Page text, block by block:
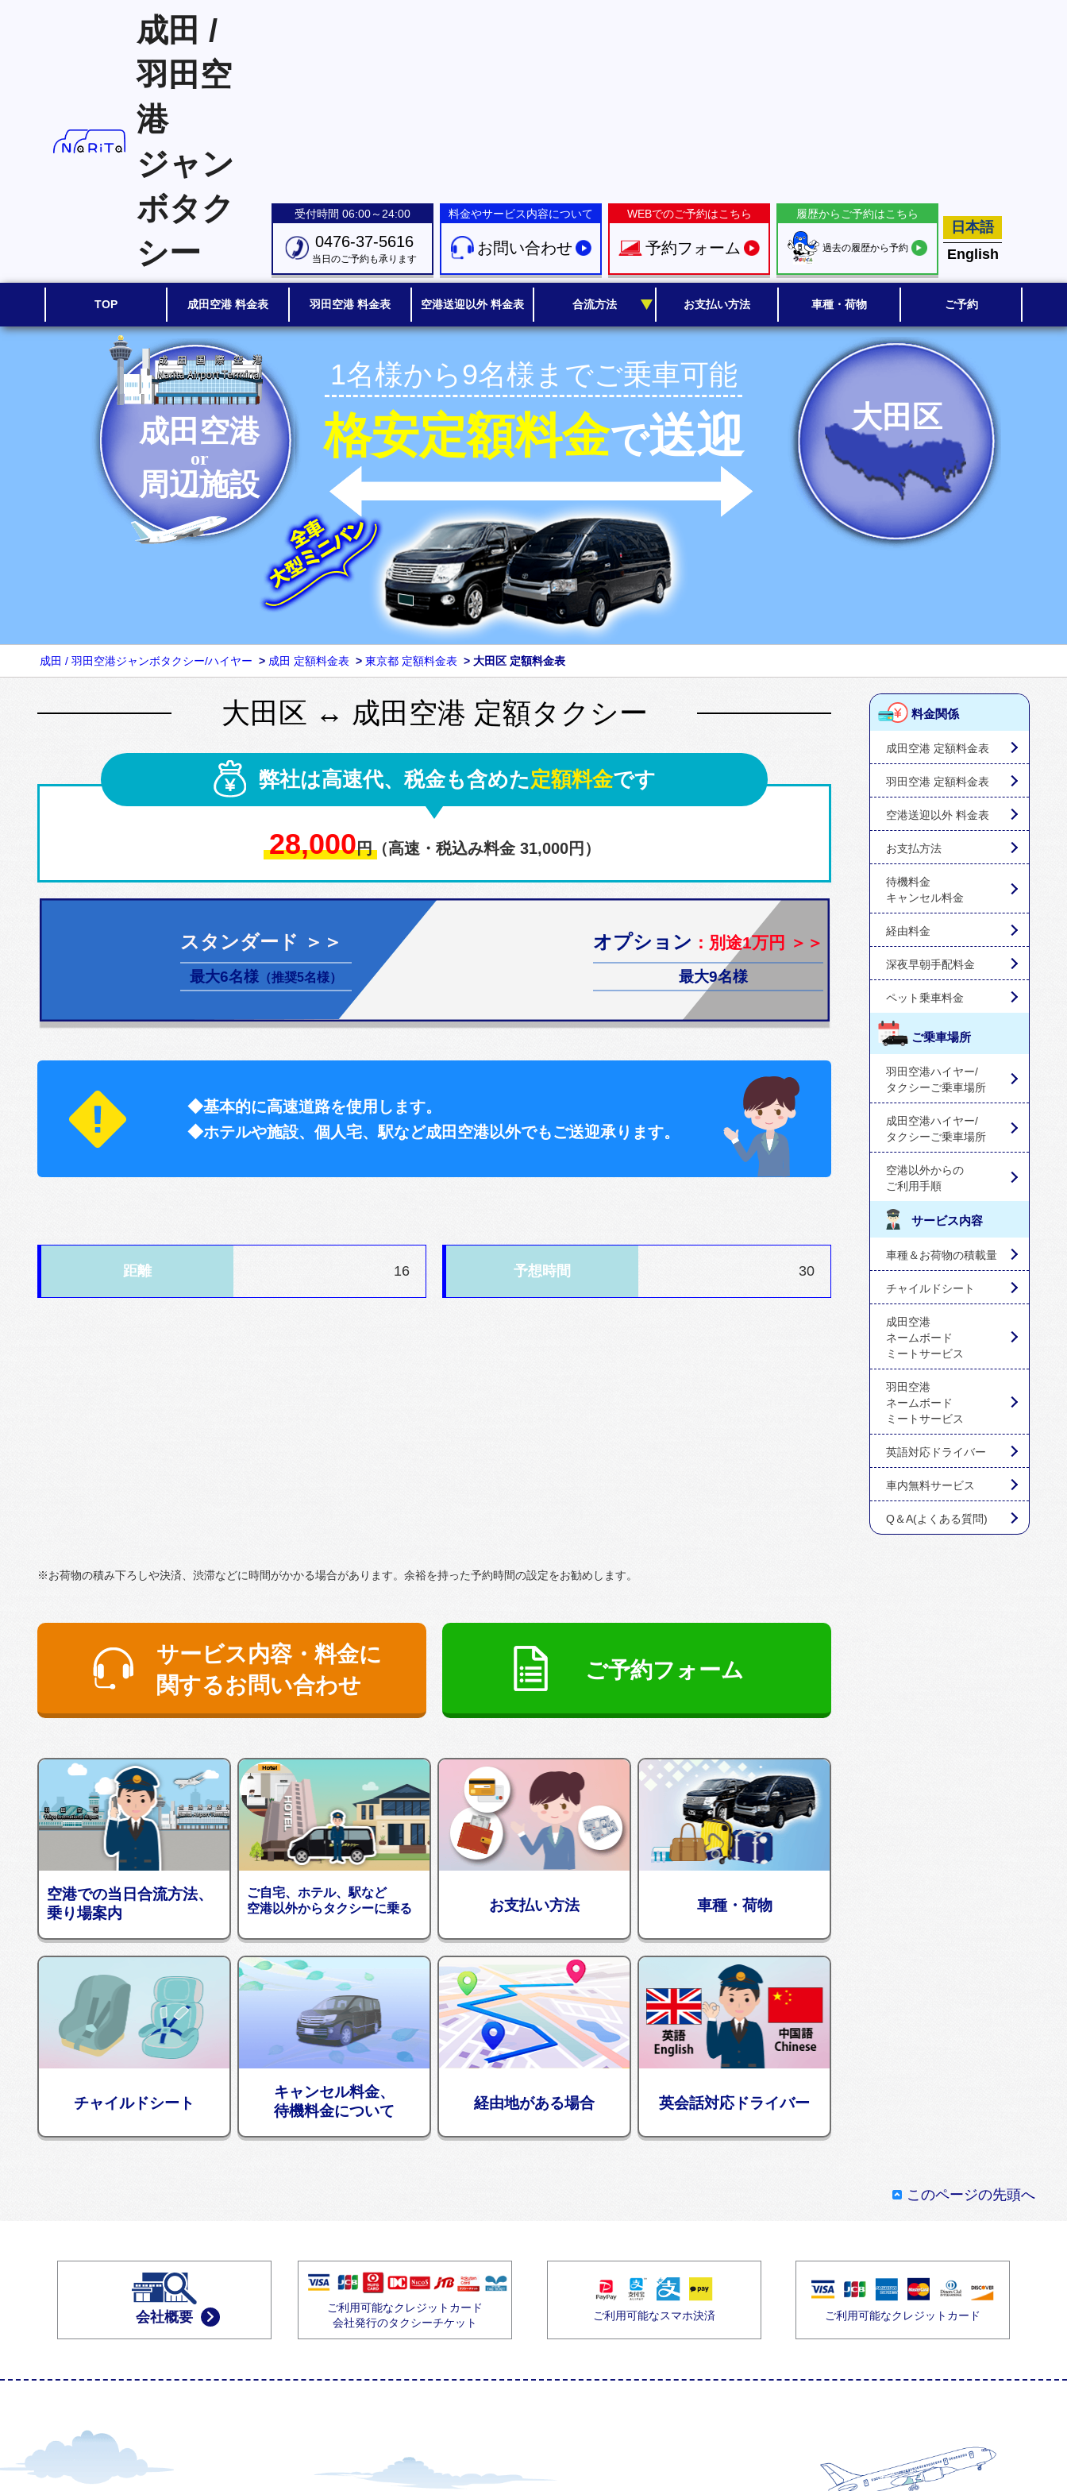
成田 /
羽田空
港
ジャン
ボタク
シー
受付時間 06:00～24:00
0476-37-5616
当日のご予約も承ります
料金やサービス内容について
お問い合わせ
WEBでのご予約はこちら
予約フォーム
履歴からご予約はこちら
過去の履歴から予約
日本語
English
TOP 成田空港 料金表 羽田空港 料金表 空港送迎以外 料金表 合流方法 お支払い方法 車種・荷物 ご予約
成田空港
or
周辺施設
大田区
1名様から9名様までご乗車可能
格安定額料金で送迎
成田 / 羽田空港ジャンボタクシー/ハイヤー > 成田 定額料金表 > 東京都 定額料金表 > 大田区 定額料金表
大田区 ↔ 成田空港 定額タクシー
弊社は高速代、税金も含めた定額料金です
28,000円（高速・税込み料金 31,000円）
スタンダード ＞＞
最大6名様 （推奨5名様）
オプション ：別途1万円 ＞＞
最大9名様
◆基本的に高速道路を使用します。
◆ホテルや施設、個人宅、駅など成田空港以外でもご送迎承ります。
距離 16 予想時間 30
※お荷物の積み下ろしや決済、渋滞などに時間がかかる場合があります。余裕を持った予約時間の設定をお勧めします。
サービス内容・料金に
関するお問い合わせ
ご予約フォーム
空港での当日合流方法、
乗り場案内
ご自宅、ホテル、駅など
空港以外からタクシーに乗る
お支払い方法 車種・荷物
チャイルドシート
キャンセル料金、
待機料金について
経由地がある場合 英会話対応ドライバー
料金関係
成田空港 定額料金表
羽田空港 定額料金表
空港送迎以外 料金表
お支払方法
待機料金
キャンセル料金
経由料金
深夜早朝手配料金
ペット乗車料金
ご乗車場所
羽田空港ハイヤー/
タクシーご乗車場所
成田空港ハイヤー/
タクシーご乗車場所
空港以外からの
ご利用手順
サービス内容
車種＆お荷物の積載量
チャイルドシート
成田空港
ネームボード
ミートサービス
羽田空港
ネームボード
ミートサービス
英語対応ドライバー
車内無料サービス
Q＆A(よくある質問)
このページの先頭へ
会社概要
ご利用可能なクレジットカード
会社発行のタクシーチケット
ご利用可能なスマホ決済 ご利用可能なクレジットカード